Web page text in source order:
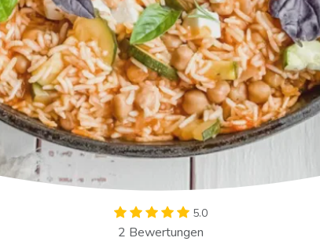
5.0
2 Bewertungen